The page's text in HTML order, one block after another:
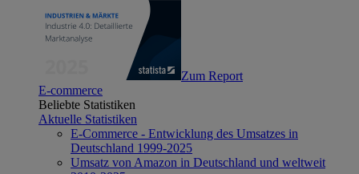
Zum Report
E-commerce
Beliebte Statistiken
Aktuelle Statistiken
E-Commerce - Entwicklung des Umsatzes in
Deutschland 1999-2025
Umsatz von Amazon in Deutschland und weltweit